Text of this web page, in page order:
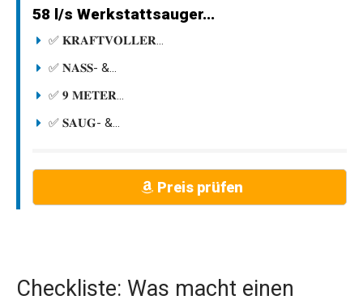
58 l/s Werkstattsauger...
✅ 𝐊𝐑𝐀𝐅𝐓𝐕𝐎𝐋𝐋𝐄𝐑...
✅ 𝐍𝐀𝐒𝐒- &...
✅ 𝟗 𝐌𝐄𝐓𝐄𝐑...
✅ 𝐒𝐀𝐔𝐆- &...
Preis prüfen
Checkliste: Was macht einen